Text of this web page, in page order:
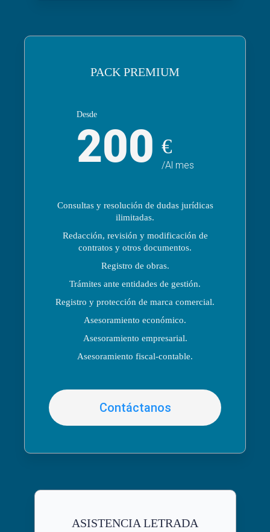
PACK PREMIUM
Desde
200 €
/Al mes
Consultas y resolución de dudas jurídicas
ilimitadas.
Redacción, revisión y modificación de
contratos y otros documentos.
Registro de obras.
Trámites ante entidades de gestión.
Registro y protección de marca comercial.
Asesoramiento económico.
Asesoramiento empresarial.
Asesoramiento fiscal-contable.
Contáctanos
ASISTENCIA LETRADA